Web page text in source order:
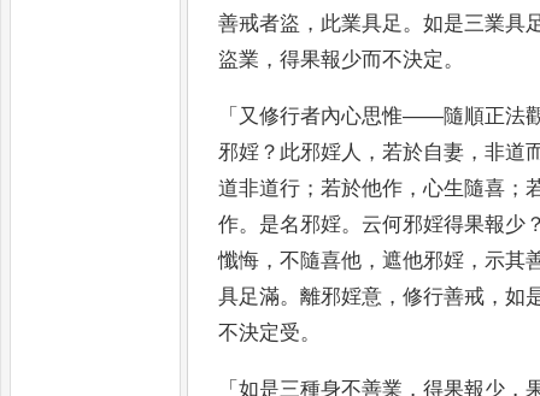
善戒者盜 ， 此業具足 。如是三業具
盜業 ，得果報少而不決定 。
「 又修行者內心思惟——隨順正法
邪婬 ？ 此邪婬人 ， 若於自妻 ，非道
道非道行 ； 若於他作 ，心生隨喜 ；
作。 是名邪婬。 云何邪婬得果報少
懺悔 ，不隨喜他 ，遮他邪婬 ， 示其
具足滿。離邪婬意 ，修行善戒 ，如
不決定受。
「如是三種身不善業 ，得果報少 ，